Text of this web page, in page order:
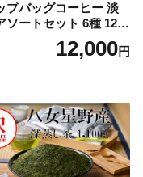
プバッグコーヒー 淡
ソートセット 6種 120
み比べ コーヒー
12,000円